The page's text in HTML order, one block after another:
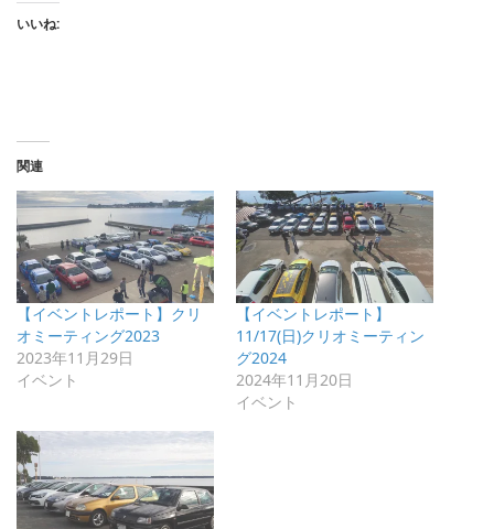
いいね:
関連
【イベントレポート】クリ
オミーティング2023
2023年11月29日
イベント
【イベントレポート】
11/17(日)クリオミーティン
グ2024
2024年11月20日
イベント